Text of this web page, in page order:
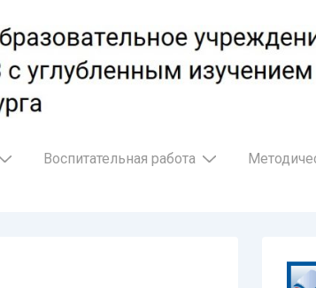
Воспитательная работа